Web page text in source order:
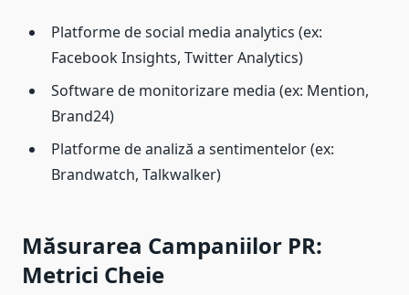
Platforme de social media analytics (ex:
Facebook Insights, Twitter Analytics)
Software de monitorizare media (ex: Mention,
Brand24)
Platforme de analiză a sentimentelor (ex:
Brandwatch, Talkwalker)
Măsurarea Campaniilor PR:
Metrici Cheie